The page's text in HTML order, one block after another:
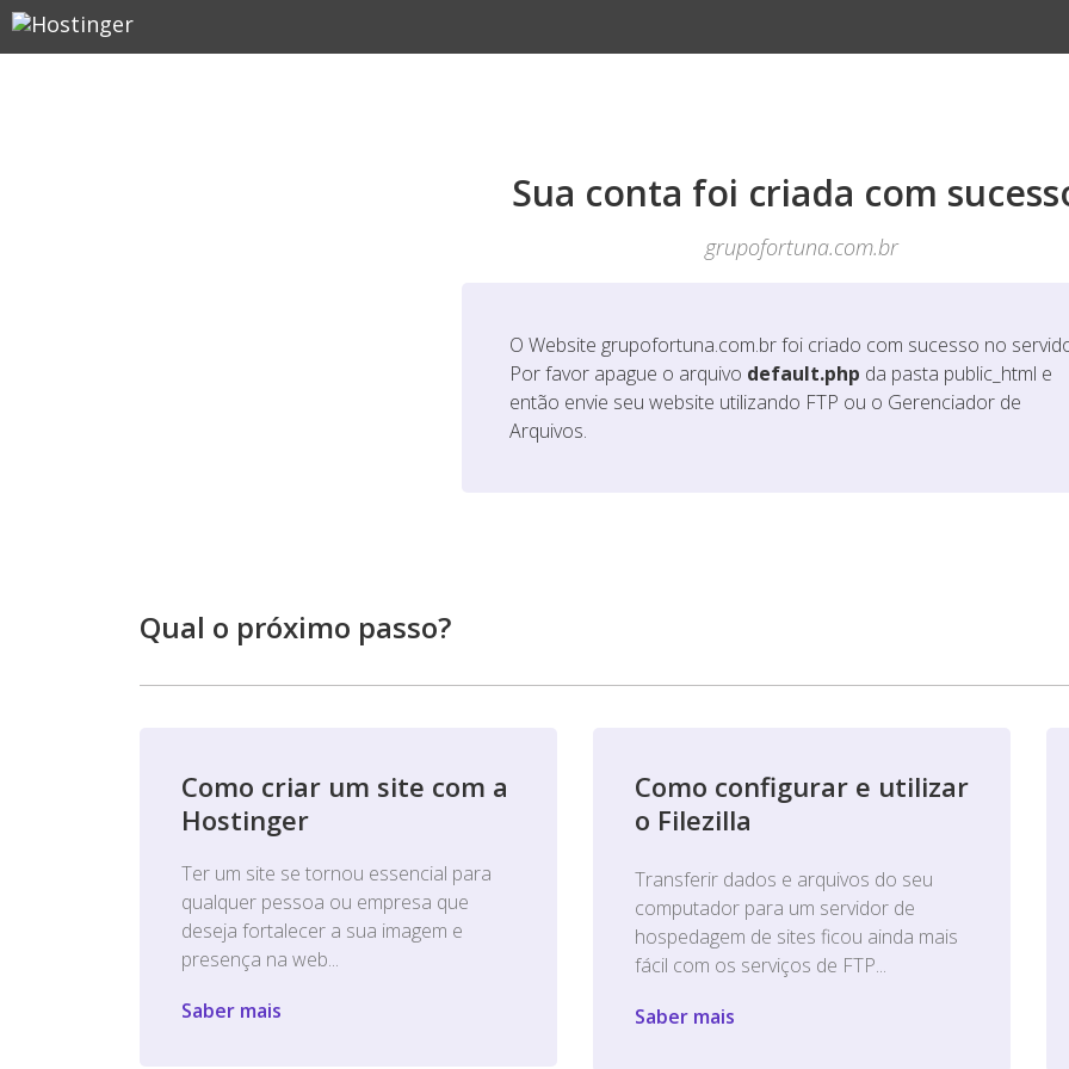
Sua conta foi criada com
grupofortuna.com.br
O Website grupofortuna.com.brfoi criado com sucesso no
Por favor apague o arquivo default.php da pasta public_html e
então envie seu website utilizando FTP ou o Gerenciador de
Arquivos.
Qual o próximo passo?
Como criar um site com a
Hostinger
Ter um site se tornou essencial para
qualquer pessoa ou empresa que
deseja fortalecer a sua imagem e
presença na web...
Saber mais
Como configurar e utilizar
o Filezilla
Transferir dados e arquivos do seu
computador para um servidor de
hospedagem de sites ficou ainda mais
fácil com os serviços de FTP...
Saber mais